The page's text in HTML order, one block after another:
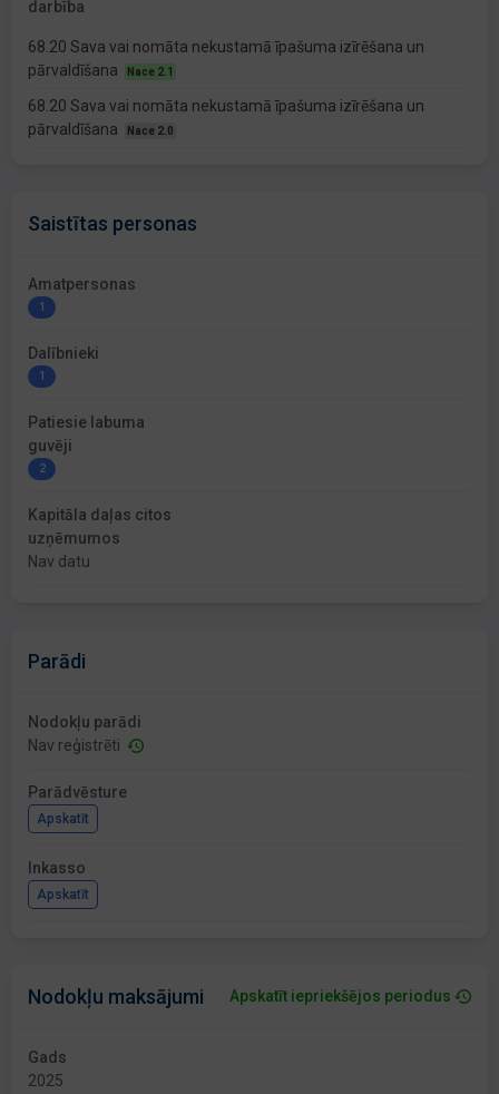
darbība
68.20 Sava vai nomāta nekustamā īpašuma izīrēšana un
pārvaldīšana
Nace 2.1
68.20 Sava vai nomāta nekustamā īpašuma izīrēšana un
pārvaldīšana
Nace 2.0
Saistītas personas
Amatpersonas
1
Dalībnieki
1
Patiesie labuma
guvēji
2
Kapitāla daļas citos
uzņēmumos
Nav datu
Parādi
Nodokļu parādi
Nav reģistrēti
Parādvēsture
Apskatīt
Inkasso
Apskatīt
Nodokļu maksājumi Apskatīt iepriekšējos periodus
Gads
2025